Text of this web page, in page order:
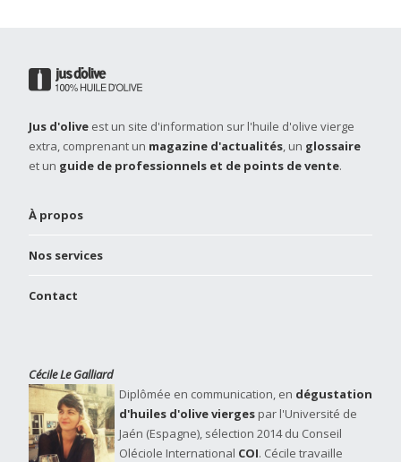
Jus d'olive est un site d'information sur l'huile d'olive vierge
extra, comprenant un magazine d'actualités, un glossaire
et un guide de professionnels et de points de vente.
À propos
Nos services
Contact
Cécile Le Galliard
Diplômée en communication, en dégustation
d'huiles d'olive vierges par l'Université de
Jaén (Espagne), sélection 2014 du Conseil
Oléciole International COI. Cécile travaille